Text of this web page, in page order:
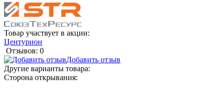
Товар участвует в акции:
Центурион
Отзывов: 0
Добавить отзыв
Другие варианты товара:
Сторона открывания: